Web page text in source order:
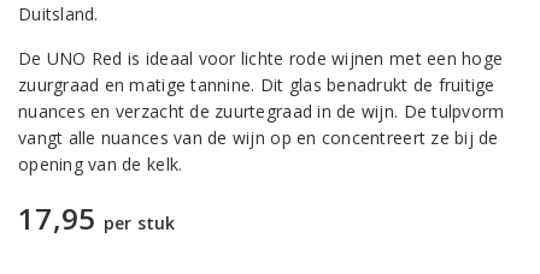
Duitsland.
De UNO Red is ideaal voor lichte rode wijnen met een hoge
zuurgraad en matige tannine. Dit glas benadrukt de fruitige
nuances en verzacht de zuurtegraad in de wijn. De tulpvorm
vangt alle nuances van de wijn op en concentreert ze bij de
opening van de kelk.
17,95 per stuk